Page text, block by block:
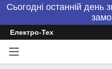
Сьогодні останній день
Електро-Тех